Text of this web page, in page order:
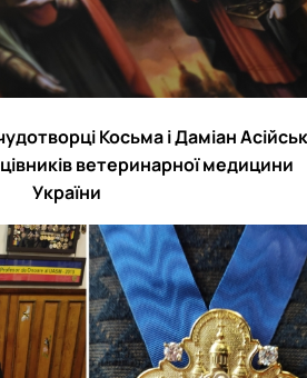
Косьма і Даміан
ветеринарної медицини
України